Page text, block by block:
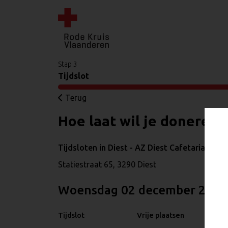
Stap 3
Tijdslot
Terug
Hoe laat wil je doneren?
Tijdsloten in Diest - AZ Diest Cafetaria
Statiestraat 65, 3290 Diest
woensdag 02 december 2026
Tijdslot Vrije plaatsen